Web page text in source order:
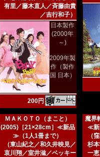
有里／藤木直人／斉藤由貴
／吉行和子）
日本製作
(2000年
～)
2009年製
作（製作
国 日本）
200円
ＭＡＫＯＴＯ（まこと）
(2005)［21×28cm］≪新品
≫（1人1冊まで）
（東山紀之／和久井映見／
哀川翔／室井滋／ベッキー
魔界
≪新
（
杉
一